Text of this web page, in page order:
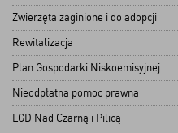
Zwierzęta zaginione i do adopcji
Rewitalizacja
Plan Gospodarki Niskoemisyjnej
Nieodpłatna pomoc prawna
LGD Nad Czarną i Pilicą